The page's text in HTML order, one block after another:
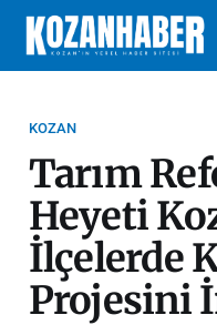
KOZAN
Tarım
Heyeti
İlçelerde
Projesini